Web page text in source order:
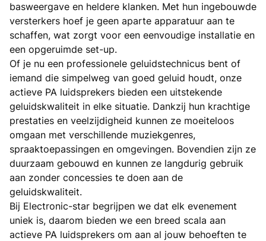
basweergave en heldere klanken. Met hun ingebouwde
versterkers hoef je geen aparte apparatuur aan te
schaffen, wat zorgt voor een eenvoudige installatie en
een opgeruimde set-up.
Of je nu een professionele geluidstechnicus bent of
iemand die simpelweg van goed geluid houdt, onze
actieve PA luidsprekers bieden een uitstekende
geluidskwaliteit in elke situatie. Dankzij hun krachtige
prestaties en veelzijdigheid kunnen ze moeiteloos
omgaan met verschillende muziekgenres,
spraaktoepassingen en omgevingen. Bovendien zijn ze
duurzaam gebouwd en kunnen ze langdurig gebruik
aan zonder concessies te doen aan de
geluidskwaliteit.
Bij Electronic-star begrijpen we dat elk evenement
uniek is, daarom bieden we een breed scala aan
actieve PA luidsprekers om aan al jouw behoeften te